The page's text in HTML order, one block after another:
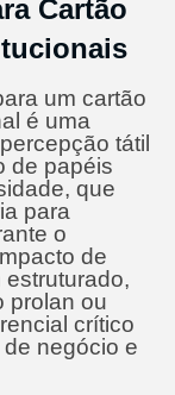
Cartão
um cartão
é uma
tátil
de papéis
que
para
o
de
prolan ou
crítico
negócio e